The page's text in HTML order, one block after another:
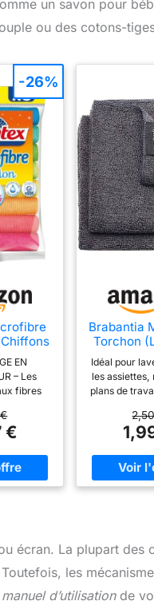
un savon pour
ou des cotons-
Multi-
à
et
| 30 x
de 8
EN
– Les
fibres
et
les
dans la
de bain ou
SANS
solution
maison
€
-26%
Brabantia
Torchon
Gris
x
Idéal pour
les assiettes,
plans de
laisser de
en machine
son
écran. La plupart des
les
d’utilisationde